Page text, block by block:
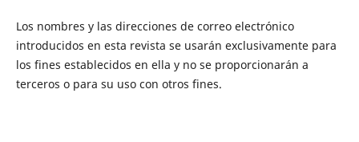
Los nombres y las direcciones de correo electrónico
introducidos en esta revista se usarán exclusivamente para
los fines establecidos en ella y no se proporcionarán a
terceros o para su uso con otros fines.